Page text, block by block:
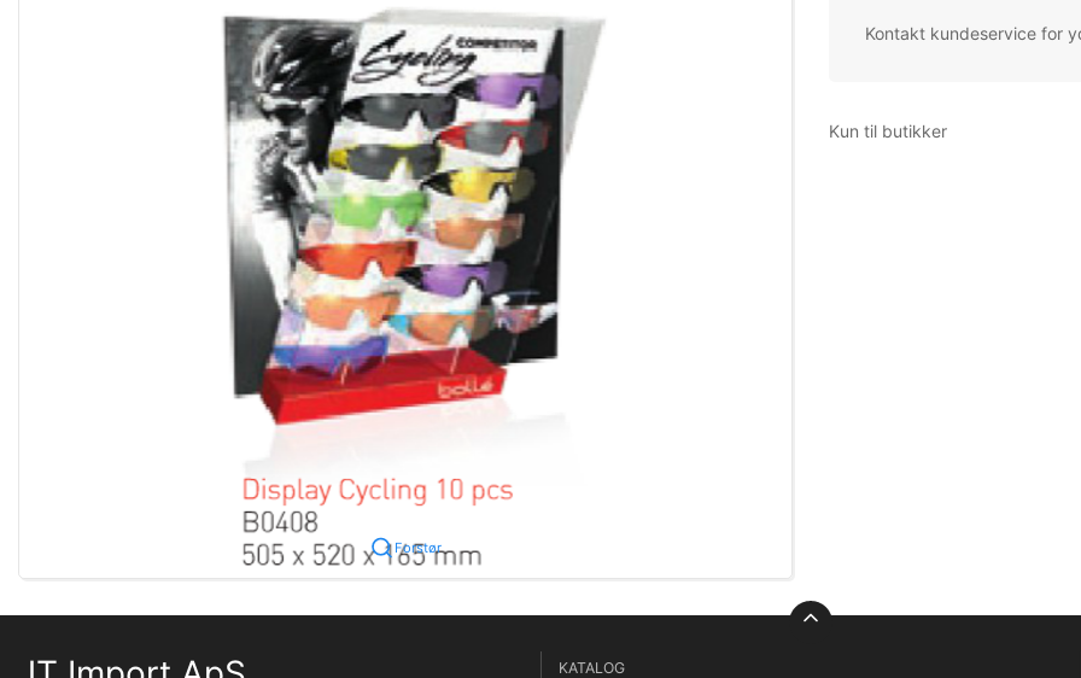
Forstør
Kontakt kundeservice for
Kun til butikker
KATALOG